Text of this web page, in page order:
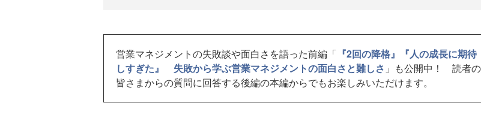
営業マネジメントの失敗談や面白さを語った前編「 『2回の降格』『人の成長に期待
しすぎた』 失敗から学ぶ営業マネジメントの面白さと難しさ 」も公開中！ 読者の
皆さまからの質問に回答する後編の本編からでもお楽しみいただけます。